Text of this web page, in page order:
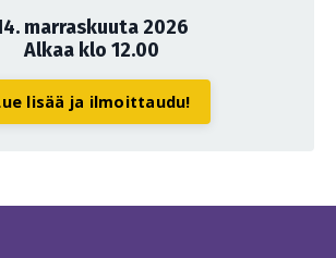
marraskuuta 2026
Alkaa klo 12.00
lisää ja ilmoittaudu!